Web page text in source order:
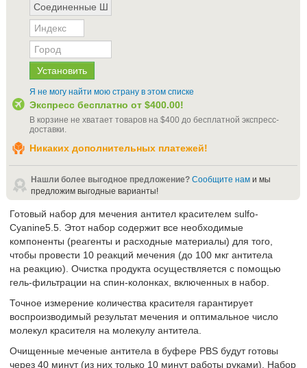
Я не могу найти мою страну в этом списке
Экспресс бесплатно от $400.00!
В корзине не хватает товаров на $400 до бесплатной экспресс-
доставки.
Никаких дополнительных платежей!
Нашли более выгодное предложение? Сообщите нам и мы
предложим выгодные варианты!
Готовый набор для мечения антител красителем sulfo-
Cyanine5.5. Этот набор содержит все необходимые
компоненты (реагенты и расходные материалы) для того,
чтобы провести 10 реакций мечения (до 100 мкг антитела
на реакцию). Очистка продукта осуществляется с помощью
гель-фильтрации на спин-колонках, включенных в набор.
Точное измерение количества красителя гарантирует
воспроизводимый результат мечения и оптимальное число
молекул красителя на молекулу антитела.
Очищенные меченые антитела в буфере PBS будут готовы
через 40 минут (из них только 10 минут работы руками). Набор